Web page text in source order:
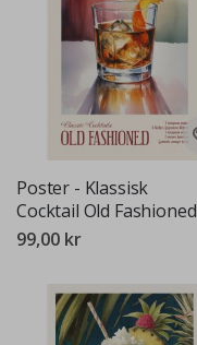
Poster - Klassisk
Cocktail Old Fashioned
99,00 kr